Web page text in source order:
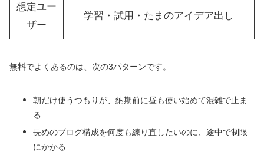
想定ユー
ザー
学習・試用・たまのアイデア出し
無料でよくあるのは、次の3パターンです。
朝だけ使うつもりが、納期前に昼も使い始めて混雑で止ま
る
長めのブログ構成を何度も練り直したいのに、途中で制限
にかかる